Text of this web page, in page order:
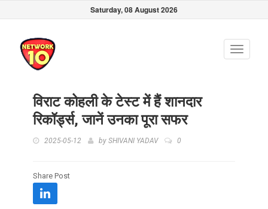
Saturday, 08 August 2026
Toggle
विराट कोहली के टेस्ट में हैं शानदार
रिकॉर्ड्स, जानें उनका पूरा सफर
2025-05-12 by SHIVANI YADAV 0
Share Post